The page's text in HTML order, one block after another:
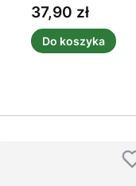
Cena
37,90 zł
Do koszyka